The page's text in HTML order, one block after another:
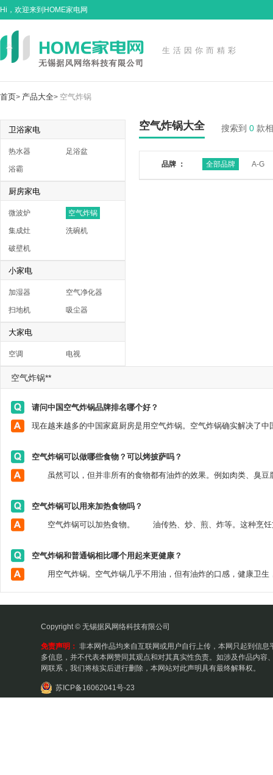
Hi，欢迎来到HOME家电网
生活因你而精彩
首页> 产品大全> 空气炸锅
卫浴家电
热水器 足浴盆
浴霸
厨房家电
微波炉 空气炸锅
集成灶 洗碗机
破壁机
小家电
加湿器 空气净化器
扫地机 吸尘器
大家电
空调 电视
空气炸锅大全 搜索到 0 款
品牌 ： 全部品牌 A-G
空气炸锅**
请问中国空气炸锅品牌排名哪个好？
空气炸锅可以做哪些食物？可以烤披萨吗？
空气炸锅可以用来加热食物吗？
空气炸锅和普通锅相比哪个用起来更健康？
Copyright © 无锡据风网络科技有限公司
免责声明： 非本网作品均来自互联网或用户自行上传，本网只起到信息
多信息，并不代表本网赞同其观点和对其真实性负责。如涉及作品内容
网联系，我们将核实后进行删除，本网站对此声明具有最终解释权。
苏ICP备16062041号-23